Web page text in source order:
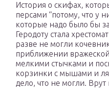
История о скифах,
персами “потому, что у
которые надо было бы
Геродоту стала
разве не могли
приближении
мелкими стычками и
корзинки с мышами и
дело, что не могли. Врут